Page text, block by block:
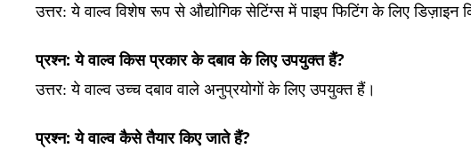
उत्तर:ये वाल्व विशेष रूप से औद्योगिक सेटिंग्स में पाइप फिटिंग के लिए डिज़ाइन
प्रश्न: ये वाल्व किस प्रकार के दबाव के लिए उपयुक्त हैं?
उत्तर:ये वाल्व उच्च दबाव वाले अनुप्रयोगों के लिए उपयुक्त हैं।
प्रश्न: ये वाल्व कैसे तैयार किए जाते हैं?